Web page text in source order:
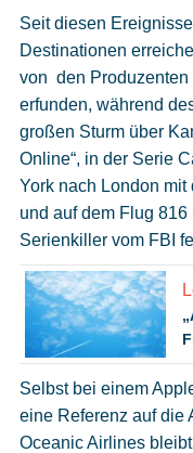
Seit diesen
Destinationen
von den Produzenten
erfunden, während
großen Sturm über
Online“, in der Serie
York nach London
und auf dem Flug 816
Serienkiller vom FBI
Selbst bei einem
eine Referenz auf die
Oceanic Airlines